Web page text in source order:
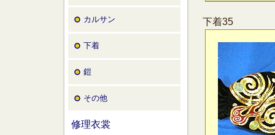
カルサン
下着
鎧
その他
修理衣裳
下着35